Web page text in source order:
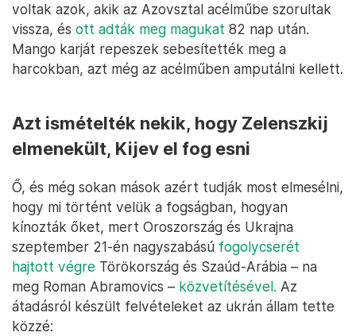
voltak azok, akik az Azovsztal acélműbe szorultak
vissza, és ott adták meg magukat 82 nap után.
Mango karját repeszek sebesítették meg a
harcokban, azt még az acélműben amputálni kellett.
Azt ismételték nekik, hogy Zelenszkij
elmenekült, Kijev el fog esni
Ő, és még sokan mások azért tudják most elmesélni,
hogy mi történt velük a fogságban, hogyan
kínozták őket, mert Oroszország és Ukrajna
szeptember 21-én nagyszabású fogolycserét
hajtott végre Törökország és Szaúd-Arábia – na
meg Roman Abramovics – közvetítésével. Az
átadásról készült felvételeket az ukrán állam tette
közzé: